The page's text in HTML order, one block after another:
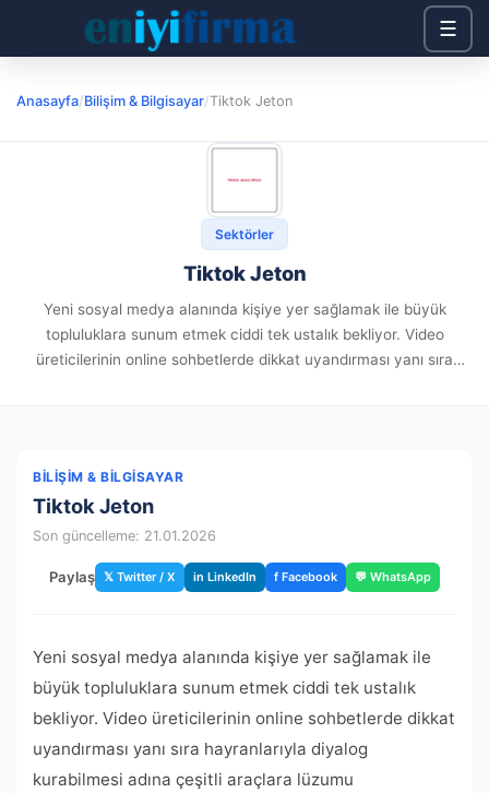
☰
Anasayfa/Bilişim & Bilgisayar/Tiktok Jeton
Sektörler
Tiktok Jeton
Yeni sosyal medya alanında kişiye yer sağlamak ile büyük
topluluklara sunum etmek ciddi tek ustalık bekliyor. Video
üreticilerinin online sohbetlerde dikkat uyandırması yanı sıra
BILIŞIM & BILGISAYAR
Tiktok Jeton
Son güncelleme: 21.01.2026
Paylaş 𝕏 Twitter / X in LinkedIn f Facebook 💬 WhatsApp
Yeni sosyal medya alanında kişiye yer sağlamak ile
büyük topluluklara sunum etmek ciddi tek ustalık
bekliyor. Video üreticilerinin online sohbetlerde dikkat
uyandırması yanı sıra hayranlarıyla diyalog
kurabilmesi adına çeşitli araçlara lüzumu